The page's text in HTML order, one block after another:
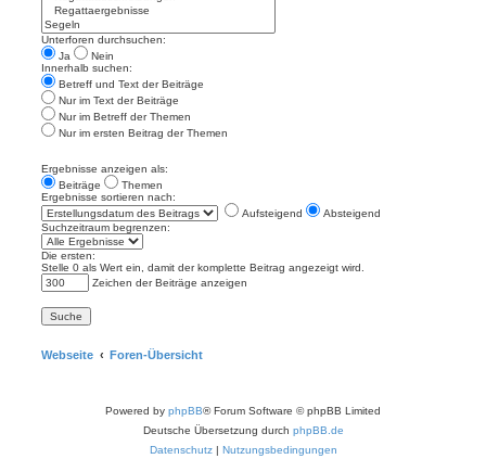
Unterforen durchsuchen:
Ja
Nein
Innerhalb suchen:
Betreff und Text der Beiträge
Nur im Text der Beiträge
Nur im Betreff der Themen
Nur im ersten Beitrag der Themen
Ergebnisse anzeigen als:
Beiträge
Themen
Ergebnisse sortieren nach:
Aufsteigend
Absteigend
Suchzeitraum begrenzen:
Die ersten:
Stelle 0 als Wert ein, damit der komplette Beitrag angezeigt wird.
Zeichen der Beiträge anzeigen
Webseite Foren-Übersicht
Powered by phpBB® Forum Software © phpBB Limited
Deutsche Übersetzung durch phpBB.de
Datenschutz| Nutzungsbedingungen